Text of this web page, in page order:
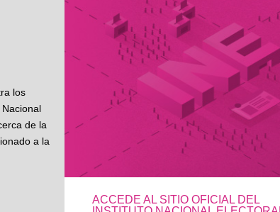
los
de la
a la
ACCEDE AL SITIO OFICIAL DEL